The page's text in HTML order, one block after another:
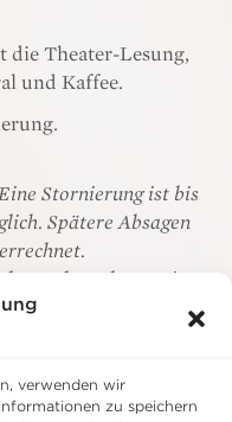
verwenden wir
zu speichern
die Theater-Lesung,
und Kaffee.
Stornierung ist bis
Spätere Absagen
berechnen wir